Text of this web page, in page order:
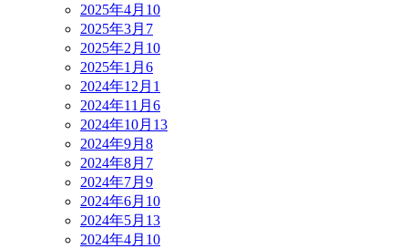
2025年4月 10
2025年3月 7
2025年2月 10
2025年1月 6
2024年12月 1
2024年11月 6
2024年10月 13
2024年9月 8
2024年8月 7
2024年7月 9
2024年6月 10
2024年5月 13
2024年4月 10